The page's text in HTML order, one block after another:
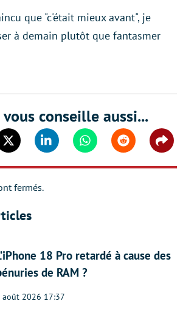
que "c'était mieux avant", je
à demain plutôt que fantasmer
conseille aussi...
Twitter Linkedin WhatsappReddit
fermés.
18 Pro retardé à cause des
de RAM ?
août 2026 17:37